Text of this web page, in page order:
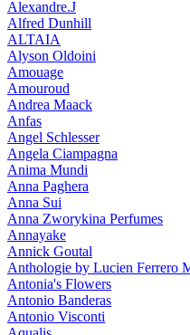
Alexandre.J
Alfred Dunhill
ALTAIA
Alyson Oldoini
Amouage
Amouroud
Andrea Maack
Anfas
Angel Schlesser
Angela Ciampagna
Anima Mundi
Anna Paghera
Anna Sui
Anna Zworykina Perfumes
Annayake
Annick Goutal
Anthologie by Lucien Ferrero
Antonia's Flowers
Antonio Banderas
Antonio Visconti